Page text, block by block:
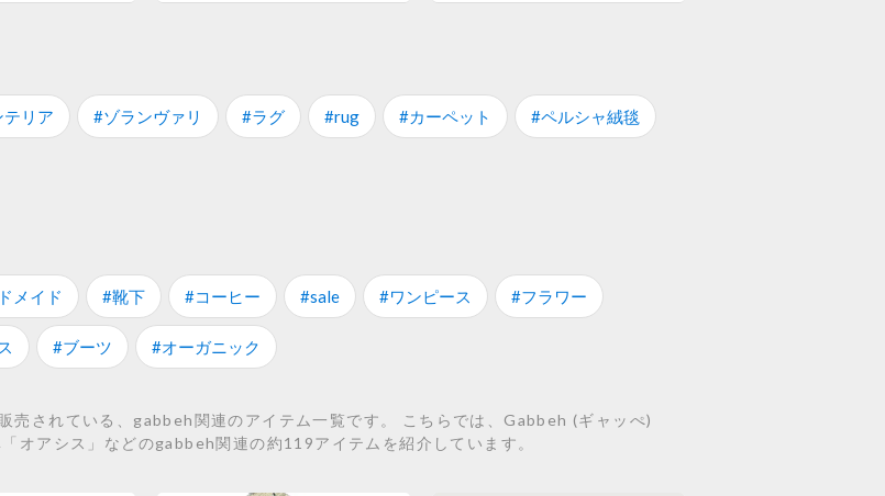
リア #ゾランヴァリ #ラグ #rug #カーペット #ペルシャ絨毯
メイド #靴下 #コーヒー #sale #ワンピース #フラワー
#ブーツ #オーガニック
売されている、gabbeh関連のアイテム一覧です。 こちらでは、Gabbeh (ギャッぺ)
オアシス」などのgabbeh関連の約119アイテムを紹介しています。